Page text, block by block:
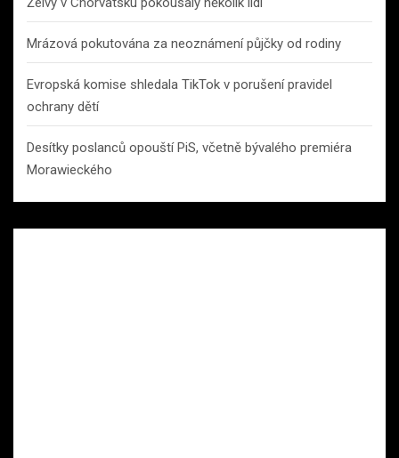
Mrázová pokutována za neoznámení půjčky od rodiny
Evropská komise shledala TikTok v porušení pravidel
ochrany dětí
Desítky poslanců opouští PiS, včetně bývalého premiéra
Morawieckého